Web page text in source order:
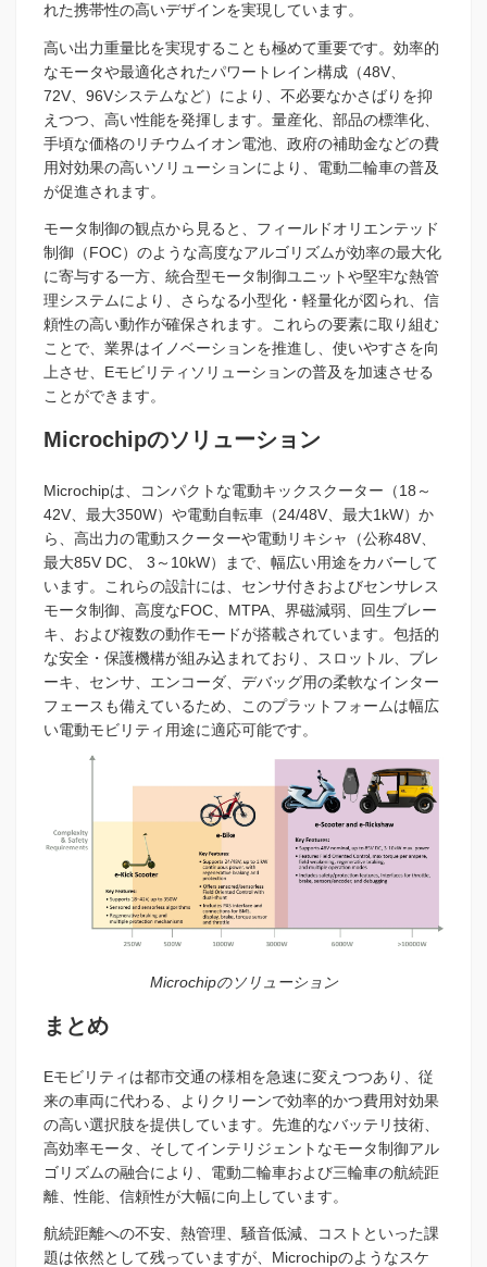
れた携帯性の高いデザインを実現しています。
高い出力重量比を実現することも極めて重要です。効率的
なモータや最適化されたパワートレイン構成（48V、
72V、96Vシステムなど）により、不必要なかさばりを抑
えつつ、高い性能を発揮します。量産化、部品の標準化、
手頃な価格のリチウムイオン電池、政府の補助金などの費
用対効果の高いソリューションにより、電動二輪車の普及
が促進されます。
モータ制御の観点から見ると、フィールドオリエンテッド
制御（FOC）のような高度なアルゴリズムが効率の最大化
に寄与する一方、統合型モータ制御ユニットや堅牢な熱管
理システムにより、さらなる小型化・軽量化が図られ、信
頼性の高い動作が確保されます。これらの要素に取り組む
ことで、業界はイノベーションを推進し、使いやすさを向
上させ、Eモビリティソリューションの普及を加速させる
ことができます。
Microchipのソリューション
Microchipは、コンパクトな電動キックスクーター（18～
42V、最大350W）や電動自転車（24/48V、最大1kW）か
ら、高出力の電動スクーターや電動リキシャ（公称48V、
最大85V DC、 3～10kW）まで、幅広い用途をカバーして
います。これらの設計には、センサ付きおよびセンサレス
モータ制御、高度なFOC、MTPA、界磁減弱、回生ブレー
キ、および複数の動作モードが搭載されています。包括的
な安全・保護機構が組み込まれており、スロットル、ブレ
ーキ、センサ、エンコーダ、デバッグ用の柔軟なインター
フェースも備えているため、このプラットフォームは幅広
い電動モビリティ用途に適応可能です。
Microchipのソリューション
まとめ
Eモビリティは都市交通の様相を急速に変えつつあり、従
来の車両に代わる、よりクリーンで効率的かつ費用対効果
の高い選択肢を提供しています。先進的なバッテリ技術、
高効率モータ、そしてインテリジェントなモータ制御アル
ゴリズムの融合により、電動二輪車および三輪車の航続距
離、性能、信頼性が大幅に向上しています。
航続距離への不安、熱管理、騒音低減、コストといった課
題は依然として残っていますが、Microchipのようなスケ